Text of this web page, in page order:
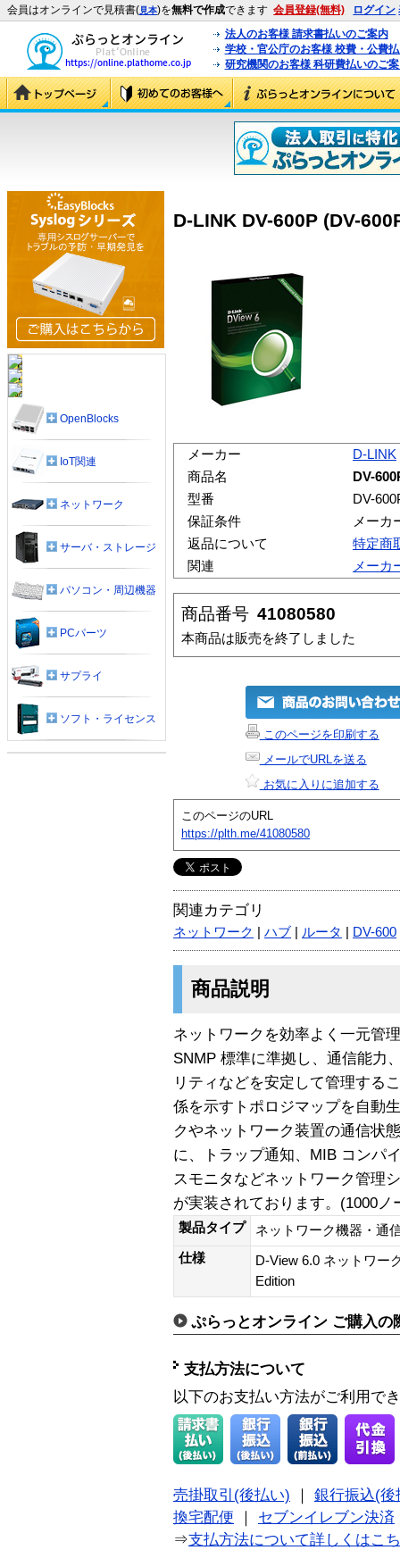
会員はオンラインで見積書(見本)を無料で作成できます 会員登録(無料) ログイン
法人のお客様 請求書払いのご案内
学校・官公庁のお客様 校費・公費
研究機関のお客様 科研費払いのご
D-LINK DV-600P (DV-
メーカー
D-LINK
商品名
DV-
型番
DV-
保証条件
メーカ
返品について
特定商
関連
メーカ
商品番号 41080580
本商品は販売を終了しました
このページを印刷する
メールでURLを送る
お気に入りに追加する
このページのURL
https://plth.me/41080580
関連カテゴリ
ネットワーク ハブ ルータ DV-600
商品説明
ネットワークを効率よく一元管
SNMP 標準に準拠し、通信能力
リティなどを安定して管理する
係を示すトポロジマップを自動
クやネットワーク装置の通信状
に、トラップ通知、MIB コンパ
スモニタなどネットワーク管理
が実装されております。(1000ノ
製品タイプ
ネットワーク機器・通
仕様
D-View 6.0 ネットワー
Edition
ぷらっとオンライン ご購入の
支払方法について
以下のお支払い方法がご利用で
売掛取引(後払い)
銀行振込(後
換宅配便
セブンイレブン決済
⇒支払方法について詳しくはこ
OpenBlocks
IoT関連
ネットワーク
サーバ・ストレージ
パソコン・周辺機器
PCパーツ
サプライ
ソフト・ライセンス